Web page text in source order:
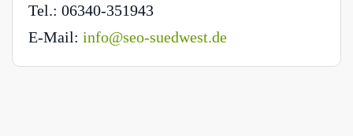
Tel.: 06340-351943
E-Mail: info@seo-suedwest.de